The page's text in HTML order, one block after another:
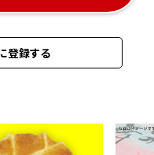
登録する